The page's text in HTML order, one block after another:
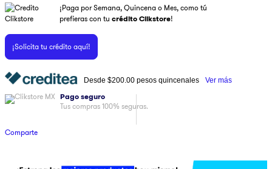
¡Paga por Semana, Quincena o Mes, como tú
prefieras con tu crédito Clikstore!
¡Solicita tu crédito aquí!
Desde $200.00 pesos quincenales Ver más
Pago seguro
Tus compras 100% seguras.
Comparte